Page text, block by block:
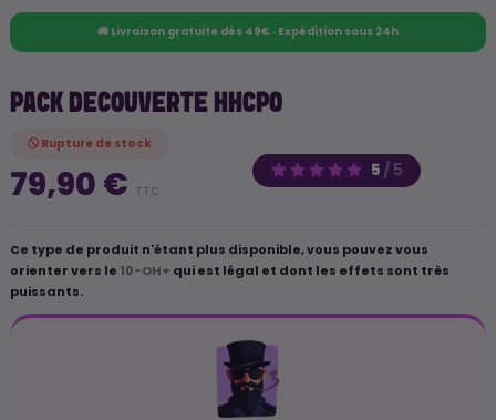
🚚 Livraison gratuite dès 49€ · Expédition sous 24h
PACK DECOUVERTE HHCPO
5 / 5
Rupture de stock
79,90 € TTC
Ce type de produit n'étant plus disponible, vous pouvez vous
orienter vers le 10-OH+ qui est légal et dont les effets sont très
puissants.